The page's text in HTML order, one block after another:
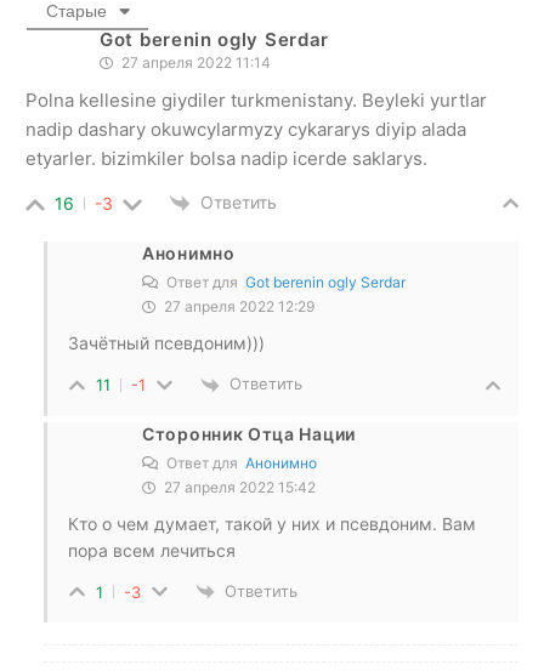
Старые
Got berenin ogly Serdar
27 апреля 2022 11:14
Polna kellesine giydiler turkmenistany. Beyleki yurtlar
nadip dashary okuwcylarmyzy cykararys diyip alada
etyarler. bizimkiler bolsa nadip icerde saklarys.
16 -3 Ответить
Анонимно
Ответ для Got berenin ogly Serdar
27 апреля 2022 12:29
Зачётный псевдоним)))
11 -1 Ответить
Сторонник Отца Нации
Ответ для Анонимно
27 апреля 2022 15:42
Кто о чем думает, такой у них и псевдоним. Вам
пора всем лечиться
1 -3 Ответить